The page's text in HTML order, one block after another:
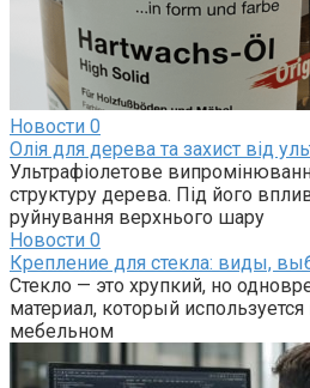
Новости 0
Олія для дерева та захист від
Ультрафіолетове
структуру дерева. Під його
руйнування верхнього шару
Новости 0
Крепление для стекла: виды,
Стекло — это хрупкий, но
материал, который используется
мебельном